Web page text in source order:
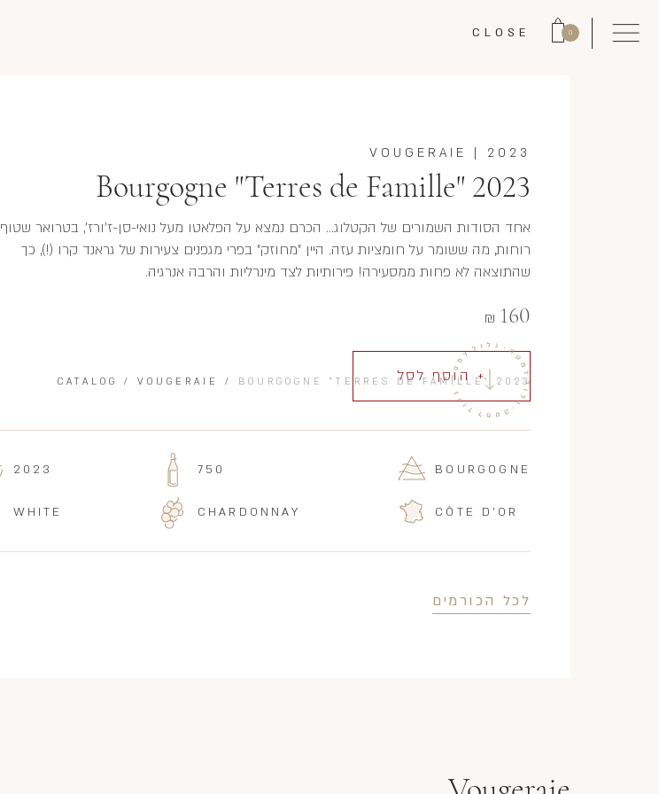
0
CLOSE
CATALOG / VOUGERAIE / BOURGOGNE "TERRES DE FAMILLE" 2023
2023
|
VOUGERAIE
Bourgogne "Terres de Famille" 2023
אחד הסודות השמורים של הקטלוג... הכרם נמצא על הפלאטו מעל נואי-סן-ז'ורז', בטרואר שטוף
רוחות, מה ששומר על חומציות עזה. היין "מחוזק" בפרי מגפנים צעירות של גראנד קרו (!), כך
שהתוצאה לא פחות ממסעירה! פירותיות לצד מינרליות והרבה אנרגיה.
160
₪
+ הוסף לסל
2023
WHITE
750
CHARDONNAY
BOURGOGNE
CÔTE D'OR
לכל הכורמים